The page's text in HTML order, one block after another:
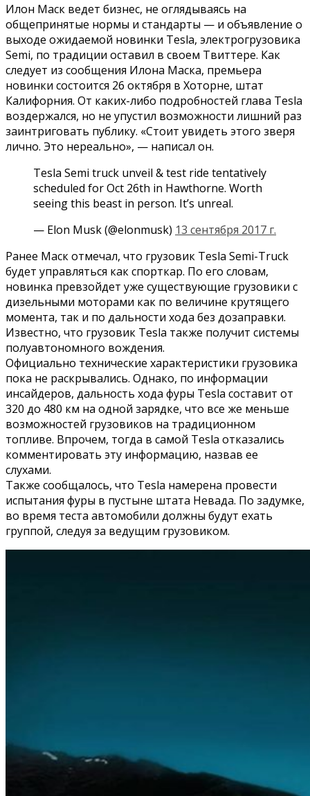
Илон Маск ведет бизнес, не оглядываясь на
общепринятые нормы и стандарты — и объявление о
выходе ожидаемой новинки Tesla, электрогрузовика
Semi, по традиции оставил в своем Твиттере. Как
следует из сообщения Илона Маска, премьера
новинки состоится 26 октября в Хоторне, штат
Калифорния. От каких-либо подробностей глава Tesla
воздержался, но не упустил возможности лишний раз
заинтриговать публику. «Стоит увидеть этого зверя
лично. Это нереально», — написал он.
Tesla Semi truck unveil & test ride tentatively
scheduled for Oct 26th in Hawthorne. Worth
seeing this beast in person. It’s unreal.
— Elon Musk (@elonmusk) 13 сентября 2017 г.
Ранее Маск отмечал, что грузовик Tesla Semi-Truck
будет управляться как спорткар. По его словам,
новинка превзойдет уже существующие грузовики с
дизельными моторами как по величине крутящего
момента, так и по дальности хода без дозаправки.
Известно, что грузовик Tesla также получит системы
полуавтономного вождения.
Официально технические характеристики грузовика
пока не раскрывались. Однако, по информации
инсайдеров, дальность хода фуры Tesla составит от
320 до 480 км на одной зарядке, что все же меньше
возможностей грузовиков на традиционном
топливе. Впрочем, тогда в самой Tesla отказались
комментировать эту информацию, назвав ее
слухами.
Также сообщалось, что Tesla намерена провести
испытания фуры в пустыне штата Невада. По задумке,
во время теста автомобили должны будут ехать
группой, следуя за ведущим грузовиком.